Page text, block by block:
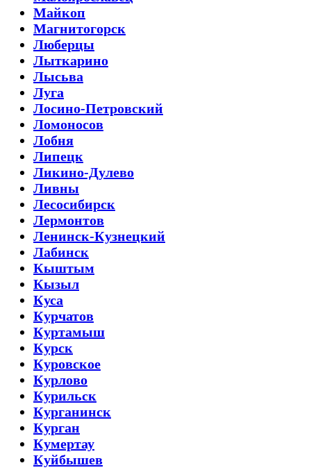
Майкоп
Магнитогорск
Люберцы
Лыткарино
Лысьва
Луга
Лосино-Петровский
Ломоносов
Лобня
Липецк
Ликино-Дулево
Ливны
Лесосибирск
Лермонтов
Ленинск-Кузнецкий
Лабинск
Кыштым
Кызыл
Куса
Курчатов
Куртамыш
Курск
Куровское
Курлово
Курильск
Курганинск
Курган
Кумертау
Куйбышев